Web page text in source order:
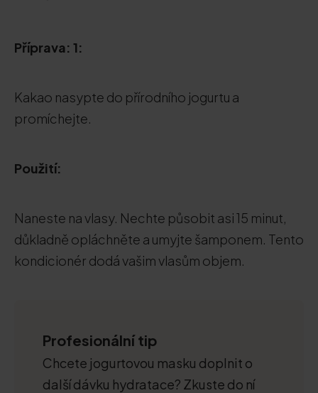
Příprava: 1:
Kakao nasypte do přírodního jogurtu a
promíchejte.
Použití:
Naneste na vlasy. Nechte působit asi 15 minut,
důkladně opláchněte a umyjte šamponem. Tento
kondicionér dodá vašim vlasům objem.
Profesionální tip
Chcete jogurtovou masku doplnit o
další dávku hydratace? Zkuste do ní